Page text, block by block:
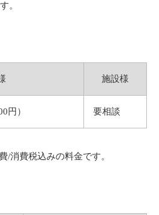
。
施設様
円） 要相談
/消費税込みの料金です。